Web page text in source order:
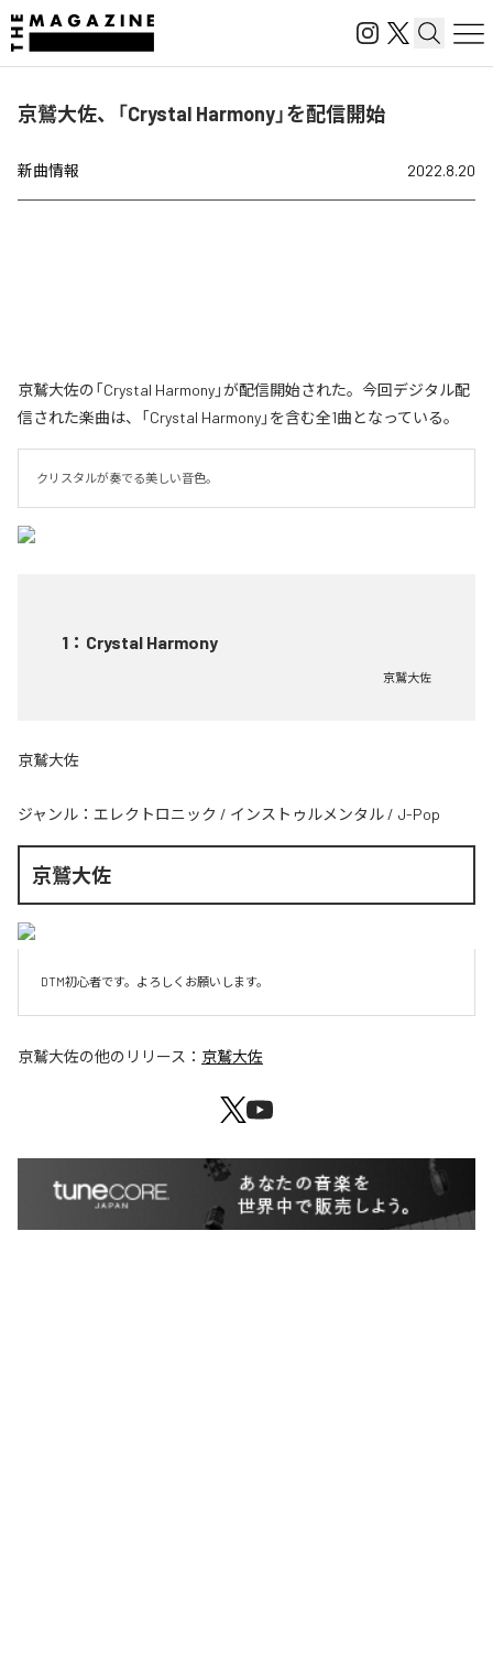
京鷲大佐、「Crystal Harmony」を配信開始
新曲情報 2022.8.20
京鷲大佐の「Crystal Harmony」が配信開始された。今回デジタル配
信された楽曲は、「Crystal Harmony」を含む全1曲となっている。
クリスタルが奏でる美しい音色。
1 ： Crystal Harmony
京鷲大佐
京鷲大佐
ジャンル： エレクトロニック / インストゥルメンタル / J-Pop
京鷲大佐
DTM初心者です。よろしくお願いします。
京鷲大佐の他のリリース： 京鷲大佐